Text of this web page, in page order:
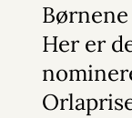
Her er